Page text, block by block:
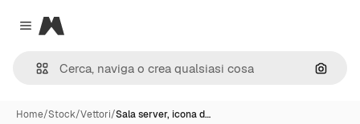
Close menu
Magnific
Cerca
Home/Stock/Vettori/Sala server, icona d…